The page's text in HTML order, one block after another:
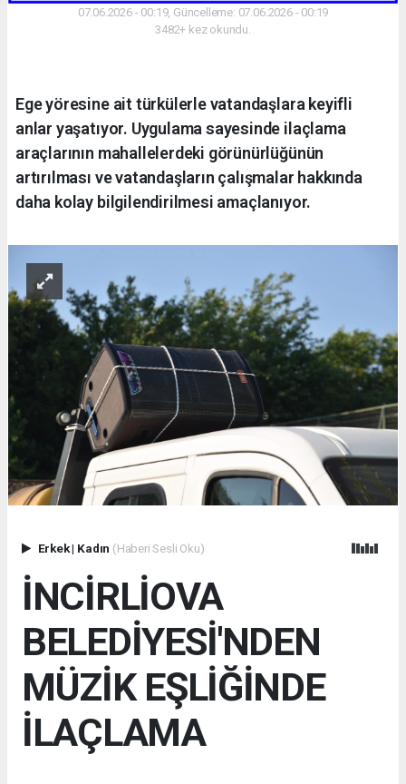
07.06.2026 - 00:19, Güncelleme: 07.06.2026 - 00:19
3482+ kez okundu.
Ege yöresine ait türkülerle vatandaşlara keyifli
anlar yaşatıyor. Uygulama sayesinde ilaçlama
araçlarının mahallelerdeki görünürlüğünün
artırılması ve vatandaşların çalışmalar hakkında
daha kolay bilgilendirilmesi amaçlanıyor.
Erkek| Kadın (Haberi Sesli Oku)
İNCİRLİOVA
BELEDİYESİ'NDEN
MÜZİK EŞLİĞİNDE
İLAÇLAMA